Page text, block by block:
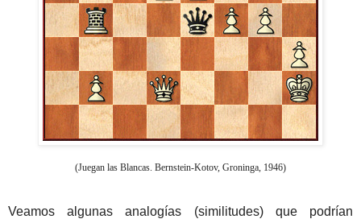
(Juegan las Blancas. Bernstein-Kotov, Groninga, 1946)
Veamos algunas analogías (similitudes) que podrían